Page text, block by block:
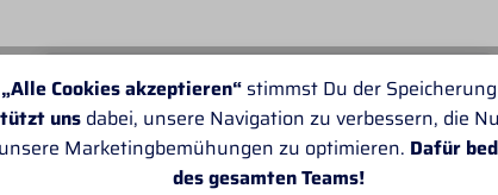
Von SANDRA
Leider passt oft die Angabe der Lieferzeiten
„Alle Cookies akzeptieren“stimmst Du der
unsdabei, unsere Navigation zu verbessern, die
Marketingbemühungen zu optimieren. Dafür
des gesamten Teams!